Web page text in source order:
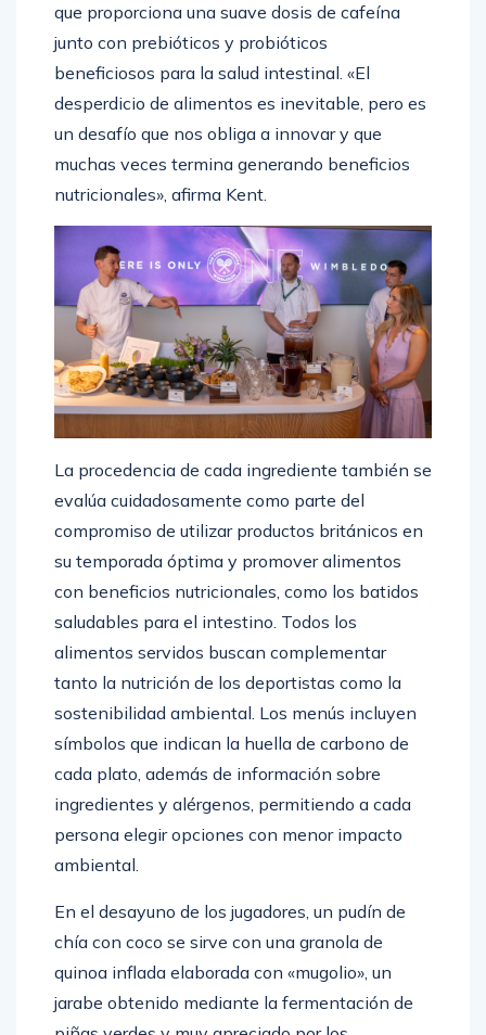
que proporciona una suave dosis de cafeína
junto con prebióticos y probióticos
beneficiosos para la salud intestinal. «El
desperdicio de alimentos es inevitable, pero es
un desafío que nos obliga a innovar y que
muchas veces termina generando beneficios
nutricionales», afirma Kent.
La procedencia de cada ingrediente también se
evalúa cuidadosamente como parte del
compromiso de utilizar productos británicos en
su temporada óptima y promover alimentos
con beneficios nutricionales, como los batidos
saludables para el intestino. Todos los
alimentos servidos buscan complementar
tanto la nutrición de los deportistas como la
sostenibilidad ambiental. Los menús incluyen
símbolos que indican la huella de carbono de
cada plato, además de información sobre
ingredientes y alérgenos, permitiendo a cada
persona elegir opciones con menor impacto
ambiental.
En el desayuno de los jugadores, un pudín de
chía con coco se sirve con una granola de
quinoa inflada elaborada con «mugolio», un
jarabe obtenido mediante la fermentación de